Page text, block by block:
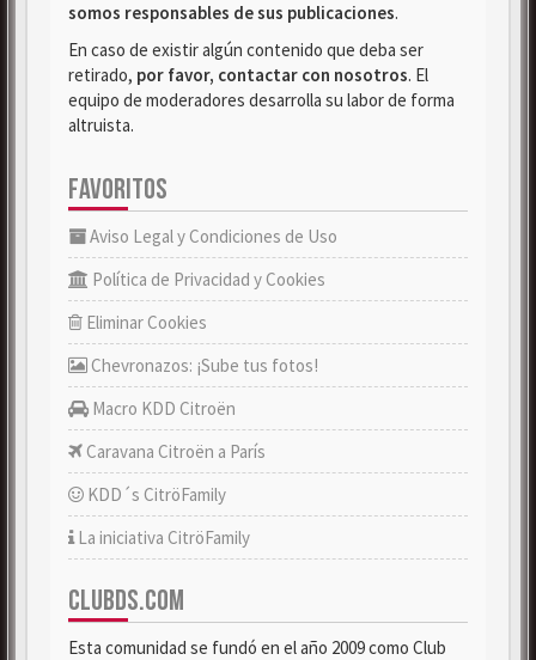
somos responsables de sus publicaciones.
En caso de existir algún contenido que deba ser
retirado, por favor, contactar con nosotros. El
equipo de moderadores desarrolla su labor de forma
altruista.
FAVORITOS
Aviso Legal y Condiciones de Uso
Política de Privacidad y Cookies
Eliminar Cookies
Chevronazos: ¡Sube tus fotos!
Macro KDD Citroën
Caravana Citroën a París
KDD´s CitröFamily
La iniciativa CitröFamily
CLUBDS.COM
Esta comunidad se fundó en el año 2009 como Club